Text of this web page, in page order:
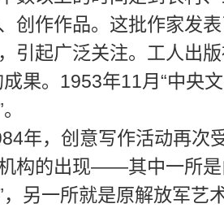
创作作品。这批作家发
引起广泛关注。工人出
成果。1953年11月“中央
年，创意写作活动再次
构的出现——其中一所是
，另一所就是原解放军艺